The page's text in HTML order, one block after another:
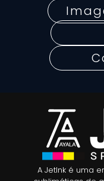
A JetInk é uma